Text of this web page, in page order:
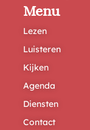
Menu
Lezen
Luisteren
Kijken
Agenda
Diensten
Contact